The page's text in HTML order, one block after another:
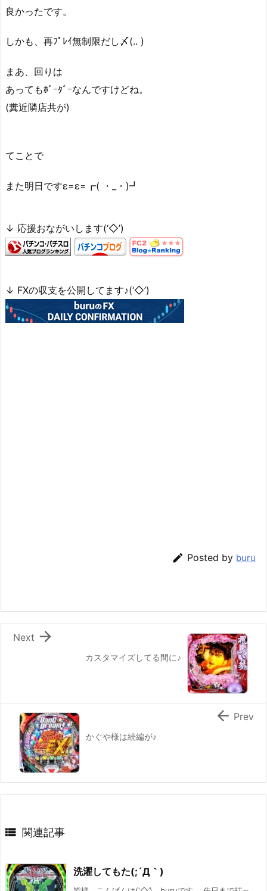
良かったです。
しかも、再ﾌﾟﾚｲ無制限だし〆(.. )
まあ、回りは
あってもﾎﾞｰﾀﾞｰなんですけどね。
(糞近隣店共が)
てことで
また明日ですε=ε=┏( ・_・)┛
↓ 応援おながいします(‘◇’)ゞ
↓ FXの収支を公開してます♪(‘◇’)ゞ
 Posted by buru
カスタマイズしてる間に♪

Next
かぐや様は続編が♪
 Prev
 関連記事
洗濯してもた(;´Д｀)